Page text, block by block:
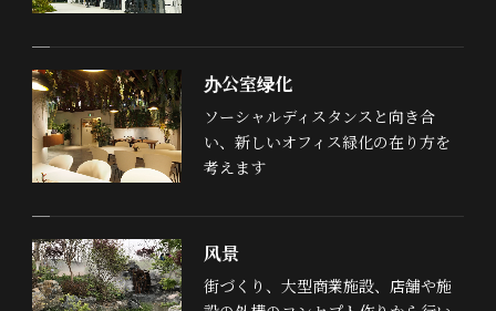
办公室绿化
ソーシャルディスタンスと向き合
い、新しいオフィス緑化の在り方を
考えます
风景
街づくり、大型商業施設、店舗や施